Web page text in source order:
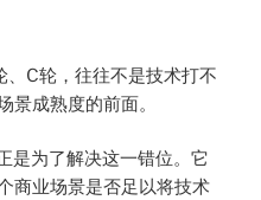
C轮，往往不是技术打不
景成熟度的前面。
为了解决这一错位。它
商业场景是否足以将技术